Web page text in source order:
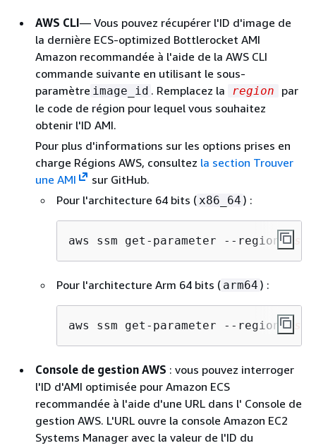
AWS CLI— Vous pouvez récupérer l'ID d'image de
la dernière ECS-optimized Bottlerocket AMI
Amazon recommandée à l'aide de la AWS CLI
commande suivante en utilisant le sous-
paramètre image_id . Remplacez la region
par
le code de région pour lequel vous souhaitez
obtenir l'ID AMI.
Pour plus d'informations sur les options prises en
charge Régions AWS, consultez la section Trouver
une AMI
sur GitHub.
Pour l'architecture 64 bits (x86_64 ) :
aws ssm get-parameter --region us-
Pour l'architecture Arm 64 bits ( arm64 ) :
aws ssm get-parameter --region us-
Console de gestion AWS : vous pouvez interroger
l'ID d'AMI optimisée pour Amazon ECS
recommandée à l'aide d'une URL dans l' Console de
gestion AWS. L'URL ouvre la console Amazon EC2
Systems Manager avec la valeur de l'ID du